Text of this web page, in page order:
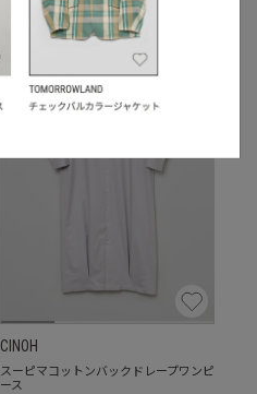
CINOH
スーピマコットンバックドレープワンピ
ース